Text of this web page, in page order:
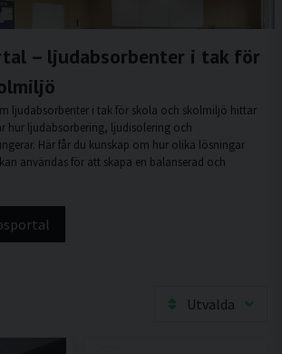
– ljudabsorbenter i tak för
ljudabsorbenter i tak för skola och skolmiljö hittar
hur ljudabsorbering, ljudisolering och
Här får du kunskap om hur olika lösningar
användas för att skapa en balanserad och
Utvalda